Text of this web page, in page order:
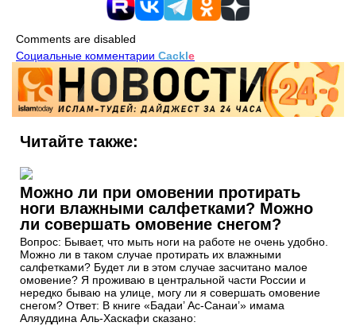
Comments are disabled
Социальные комментарии Cackle
Читайте также:
Можно ли при омовении протирать
ноги влажными салфетками? Можно
ли совершать омовение снегом?
Вопрос: Бывает, что мыть ноги на работе не очень удобно.
Можно ли в таком случае протирать их влажными
салфетками? Будет ли в этом случае засчитано малое
омовение? Я проживаю в центральной части России и
нередко бываю на улице, могу ли я совершать омовение
снегом? Ответ: В книге «Бадаи’ Ас-Санаи’» имама
Аляуддина Аль-Хаскафи сказано: